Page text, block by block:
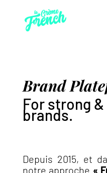
Brand
For strong
brands.
Depuis 2015, et
notre approche «